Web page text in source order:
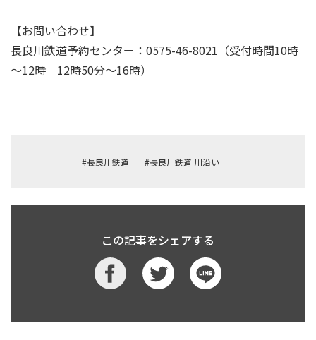
【お問い合わせ】
長良川鉄道予約センター：0575-46-8021（受付時間10時
～12時 12時50分～16時）
#長良川鉄道 #長良川鉄道 川沿い
この記事をシェアする